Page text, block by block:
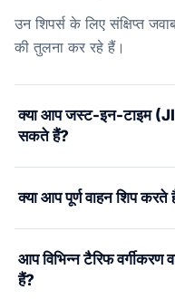
उन शिपर्स के लिए संक्षिप्त
की तुलना कर रहे हैं।
क्या आप जस्ट-इन-टाइम
सकते हैं?
(Just-in-Sequence)
कैरियर नेटवर्क और पार्टनर
मैन्युफैक्चरिंग क्लस्टर्स के पास
क्या आप पूर्ण वाहन शिप करते
शिपिंग की व्यवस्था करते हैं,
वाहनों के लिए विशेष
आप विभिन्न टैरिफ वर्गीकरण
हैं?